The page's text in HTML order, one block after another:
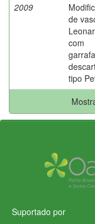
2009
de
com
tipo
Suportado por